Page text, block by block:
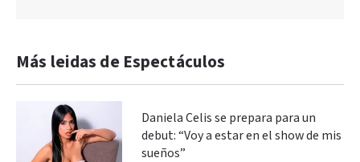
Más leidas de Espectáculos
Daniela Celis se prepara para un
debut: “Voy a estar en el show de mis
sueños”